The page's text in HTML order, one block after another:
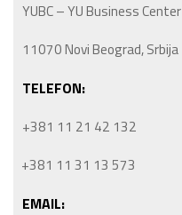
YUBC – YU Business Center
11070 Novi Beograd, Srbija
TELEFON:
+381 11 21 42 132
+381 11 31 13 573
EMAIL: